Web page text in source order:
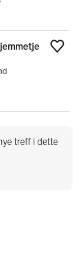
treff i dette